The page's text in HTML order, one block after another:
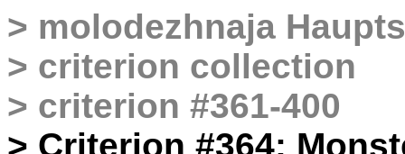
> molodezhnaja
> criterion collection
> criterion #361-400
> Criterion #364: